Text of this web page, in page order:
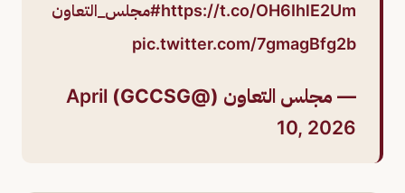
https://t.co/OH6IhlE2Um#مجلس_التعاون
pic.twitter.com/7gmagBfg2b
— مجلس التعاون (@GCCSG)
April
10, 2026